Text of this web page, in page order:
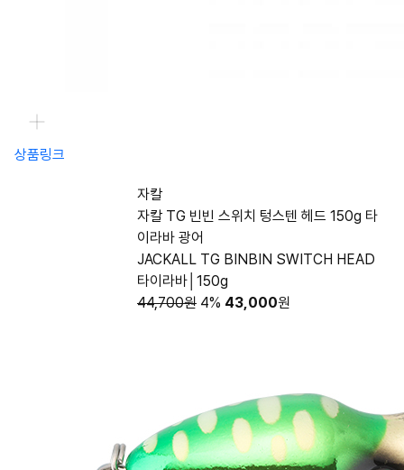
상품링크
자칼
자칼 TG 빈빈 스위치 텅스텐 헤드 150g 타
이라바 광어
JACKALL TG BINBIN SWITCH HEAD
타이라바│150g
44,700원 4% 43,000원